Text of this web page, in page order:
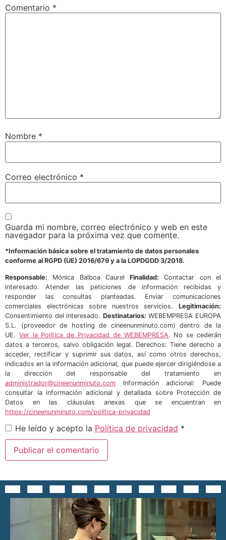
Comentario *
Nombre *
Correo electrónico *
Guarda mi nombre, correo electrónico y web en este
navegador para la próxima vez que comente.
*Información básica sobre el tratamiento de datos personales
conforme al RGPD (UE) 2016/679 y a la LOPDGDD 3/2018.
Responsable: Mónica Balboa CaurelFinalidad: Contactar con el
interesado. Atender las peticiones de información recibidas y
responder las consultas planteadas. Enviar comunicaciones
comerciales electrónicas sobre nuestros servicios. Legitimación:
Consentimiento del interesado. Destinatarios: WEBEMPRESA EUROPA
S.L. (proveedor de hosting de cineenunminuto.com) dentro de la
UE. Ver la Política de Privacidad de WEBEMPRESA. No se cederán
datos a terceros, salvo obligación legal. Derechos: Tiene derecho a
acceder, rectificar y suprimir sus datos, así como otros derechos,
indicados en la información adicional, que puede ejercer dirigiéndose a
la dirección del responsable del tratamiento en
administrador@cineenunminuto.com Información adicional: Puede
consultar la información adicional y detallada sobre Protección de
Datos en las cláusulas anexas que se encuentran en
https://cineenunminuto.com/politica-privacidad
He leído y acepto la Política de privacidad *